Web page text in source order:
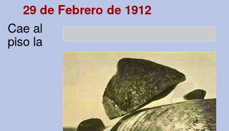
29 de Febrero de 1912
Cae al
piso la